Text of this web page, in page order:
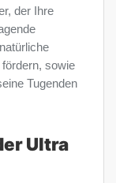
der Ihre
sowie
Tugenden
Ultra